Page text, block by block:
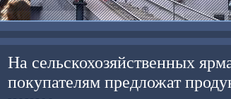
На сельскохозяйственных
покупателям предложат